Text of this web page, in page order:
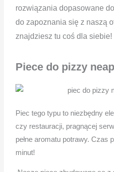
rozwiązania dopasowane
do zapoznania się z naszą
znajdziesz tu coś dla siebie!
Piece do pizzy
Piec tego typu to niezbędny
czy restauracji, pragnącej
pełne aromatu potrawy. Czas
minut!